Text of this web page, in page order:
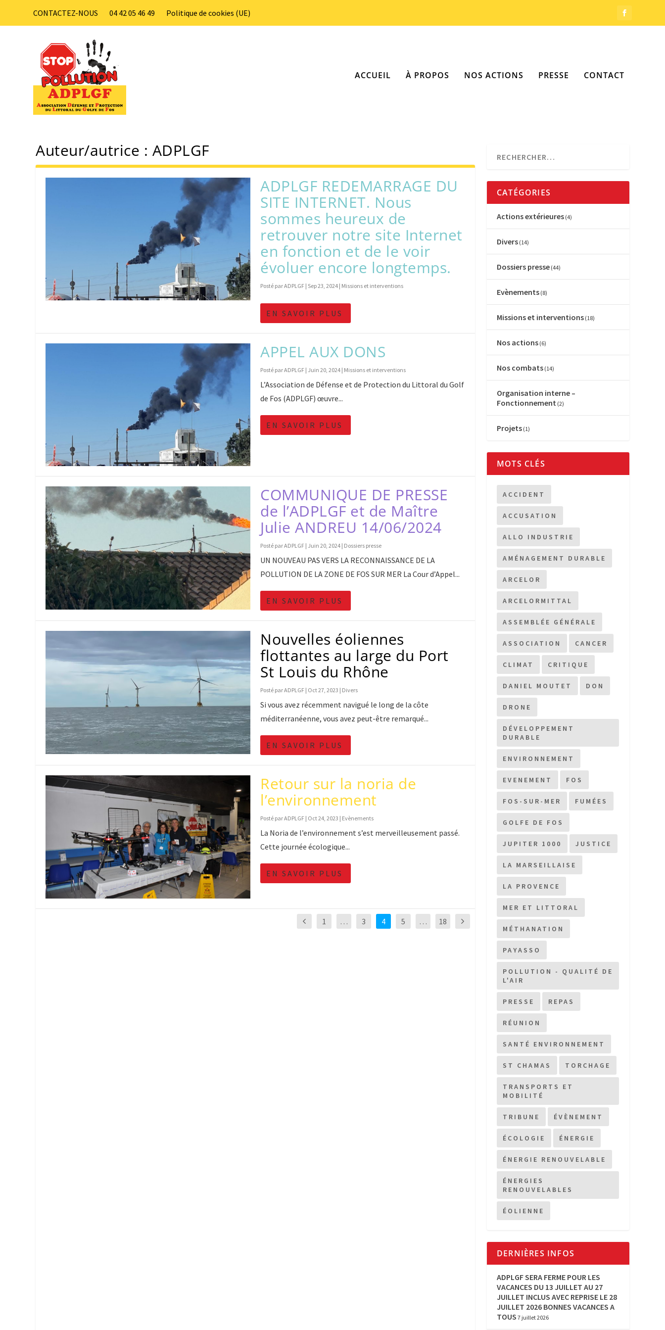
CONTACTEZ-NOUS 04 42 05 46 49 Politique de cookies (UE)
ACCUEIL À PROPOS NOS ACTIONS PRESSE CONTACT
Auteur/autrice : ADPLGF
ADPLGF REDEMARRAGE DU
SITE INTERNET. Nous
sommes heureux de
retrouver notre site Internet
en fonction et de le voir
évoluer encore longtemps.
Posté parADPLGF | Sep 23, 2024 | Missions et interventions
EN SAVOIR PLUS
APPEL AUX DONS
Posté parADPLGF | Juin 20, 2024 | Missions et interventions
L’Association de Défense et de Protection du Littoral du Golf
de Fos (ADPLGF) œuvre...
EN SAVOIR PLUS
COMMUNIQUE DE PRESSE
de l’ADPLGF et de Maître
Julie ANDREU 14/06/2024
Posté parADPLGF | Juin 20, 2024 | Dossiers presse
UN NOUVEAU PAS VERS LA RECONNAISSANCE DE LA
POLLUTION DE LA ZONE DE FOS SUR MER La Cour d’Appel...
EN SAVOIR PLUS
Nouvelles éoliennes
flottantes au large du Port
St Louis du Rhône
Posté parADPLGF | Oct 27, 2023 | Divers
Si vous avez récemment navigué le long de la côte
méditerranéenne, vous avez peut-être remarqué...
EN SAVOIR PLUS
Retour sur la noria de
l’environnement
Posté parADPLGF | Oct 24, 2023 | Evènements
La Noria de l’environnement s’est merveilleusement passé.
Cette journée écologique...
EN SAVOIR PLUS
1 … 3 4 5 … 18
CATÉGORIES
Actions extérieures (4)
Divers (14)
Dossiers presse (44)
Evènements (8)
Missions et interventions (18)
Nos actions (6)
Nos combats (14)
Organisation interne –
Fonctionnement (2)
Projets (1)
MOTS CLÉS
ACCIDENT
ACCUSATION
ALLO INDUSTRIE
AMÉNAGEMENT DURABLE
ARCELOR
ARCELORMITTAL
ASSEMBLÉE GÉNÉRALE
ASSOCIATION CANCER
CLIMAT CRITIQUE
DANIEL MOUTET DON
DRONE
DÉVELOPPEMENT
DURABLE
ENVIRONNEMENT
EVENEMENT FOS
FOS-SUR-MER FUMÉES
GOLFE DE FOS
JUPITER 1000 JUSTICE
LA MARSEILLAISE
LA PROVENCE
MER ET LITTORAL
MÉTHANATION
PAYASSO
POLLUTION - QUALITÉ DE
L'AIR
PRESSE REPAS
RÉUNION
SANTÉ ENVIRONNEMENT
ST CHAMAS TORCHAGE
TRANSPORTS ET
MOBILITÉ
TRIBUNE ÉVÈNEMENT
ÉCOLOGIE ÉNERGIE
ÉNERGIE RENOUVELABLE
ÉNERGIES
RENOUVELABLES
ÉOLIENNE
DERNIÈRES INFOS
ADPLGF SERA FERME POUR LES
VACANCES DU 13 JUILLET AU 27
JUILLET INCLUS AVEC REPRISE LE 28
JUILLET 2026 BONNES VACANCES A
TOUS 7 juillet 2026